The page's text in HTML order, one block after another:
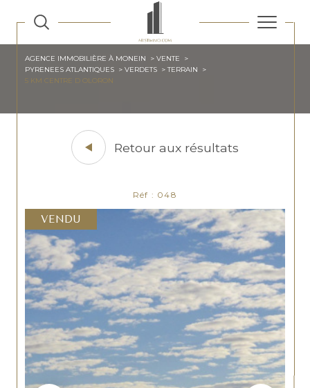
AGENCE IMMOBILIÈRE À MONEIN
VENTE
PYRENEES ATLANTIQUES
VERDETS
TERRAIN
5 KM CENTRE D OLORON
Retour aux résultats
Réf : 048
VENDU